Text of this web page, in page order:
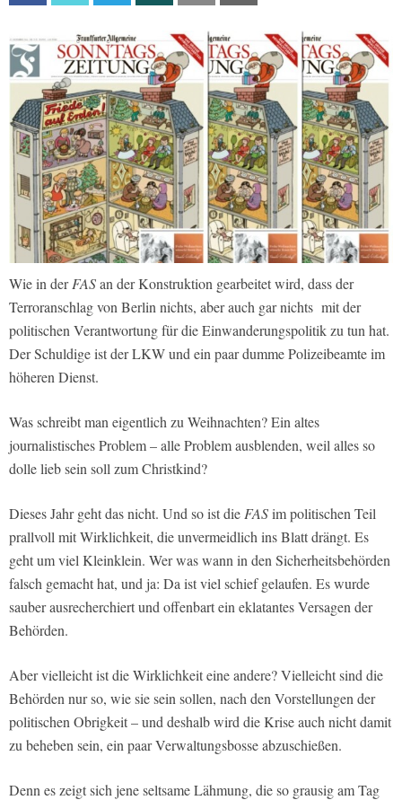
Wie in derFASan der Konstruktion gearbeitet wird, dass der
Terroranschlag von Berlin nichts, aber auch gar nichts mit der
politischen Verantwortung für die Einwanderungspolitik zu tun hat.
Der Schuldige ist der LKW und ein paar dumme Polizeibeamte im
höheren Dienst.
Was schreibt man eigentlich zu Weihnachten? Ein altes
journalistisches Problem – alle Problem ausblenden, weil alles so
dolle lieb sein soll zum Christkind?
Dieses Jahr geht das nicht. Und so ist die FASim politischen Teil
prallvoll mit Wirklichkeit, die unvermeidlich ins Blatt drängt. Es
geht um viel Kleinklein. Wer was wann in den Sicherheitsbehörden
falsch gemacht hat, und ja: Da ist viel schief gelaufen. Es wurde
sauber ausrecherchiert und offenbart ein eklatantes Versagen der
Behörden.
Aber vielleicht ist die Wirklichkeit eine andere? Vielleicht sind die
Behörden nur so, wie sie sein sollen, nach den Vorstellungen der
politischen Obrigkeit – und deshalb wird die Krise auch nicht damit
zu beheben sein, ein paar Verwaltungsbosse abzuschießen.
Denn es zeigt sich jene seltsame Lähmung, die so grausig am Tag